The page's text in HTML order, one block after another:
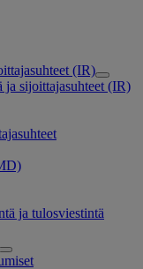
(IR)
ja sijoittajasuhteet (IR)
ja tulosviestintä